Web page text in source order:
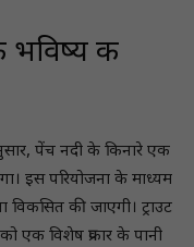
भविष्य की
पेंच नदी के किनारे एक
इस परियोजना के माध्यम
विकसित की जाएगी। ट्राउट
एक विशेष प्रकार के पानी